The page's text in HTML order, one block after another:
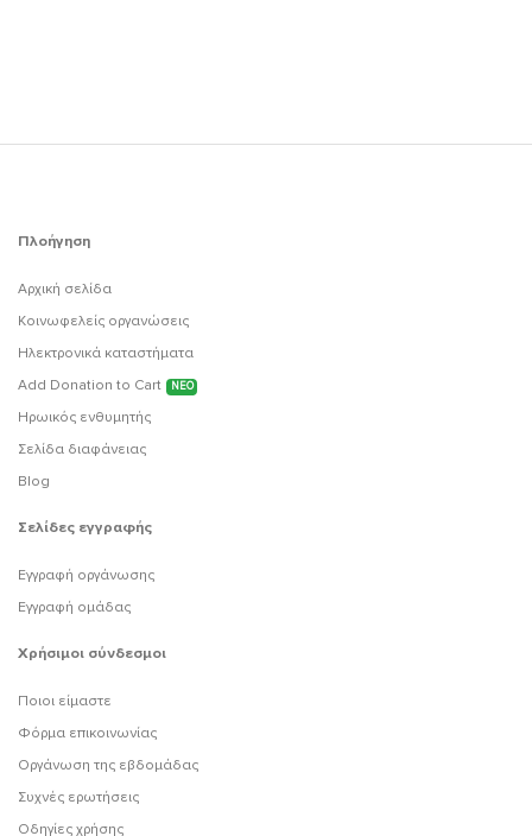
Πλοήγηση
Αρχική σελίδα
Κοινωφελείς οργανώσεις
Ηλεκτρονικά καταστήματα
Add Donation to Cart
ΝΕΟ
Ηρωικός ενθυμητής
Σελίδα διαφάνειας
Blog
Σελίδες εγγραφής
Εγγραφή οργάνωσης
Εγγραφή ομάδας
Χρήσιμοι σύνδεσμοι
Ποιοι είμαστε
Φόρμα επικοινωνίας
Οργάνωση της εβδομάδας
Συχνές ερωτήσεις
Οδηγίες χρήσης